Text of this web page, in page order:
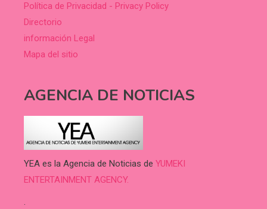
Política de Privacidad - Privacy Policy
Directorio
información Legal
Mapa del sitio
AGENCIA DE NOTICIAS
YEA es la Agencia de Noticias de YUMEKI
ENTERTAINMENT AGENCY.
.